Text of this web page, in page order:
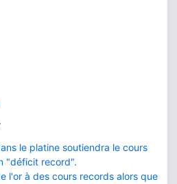
le platine soutiendra le cours
"déficit record".
l'or à des cours records alors que